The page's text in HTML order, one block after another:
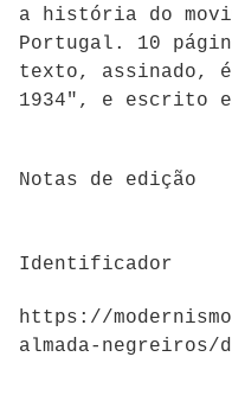
a história do
Portugal. 10
texto, assinado,
1934", e escrito
Notas de edição
Identificador
https://
almada-negreiros/